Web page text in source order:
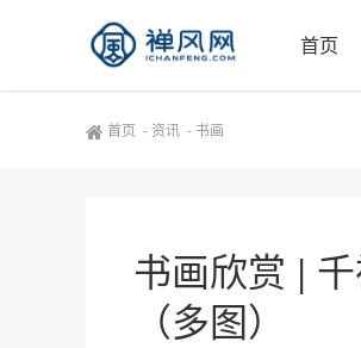
首页
首页 - 资讯 -书画
书画欣赏 |
（多图）